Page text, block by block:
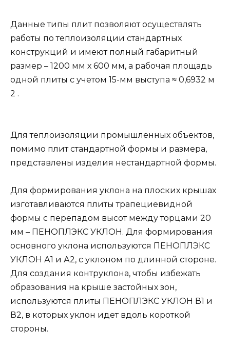
Данные типы плит позволяют осуществлять
работы по теплоизоляции стандартных
конструкций и имеют полный габаритный
размер – 1200 мм х 600 мм, а рабочая площадь
одной плиты с учетом 15-мм выступа ≈ 0,6932 м
2 .
Для теплоизоляции промышленных объектов,
помимо плит стандартной формы и размера,
представлены изделия нестандартной формы.
Для формирования уклона на плоских крышах
изготавливаются плиты трапециевидной
формы с перепадом высот между торцами 20
мм – ПЕНОПЛЭКС УКЛОН. Для формирования
основного уклона используются ПЕНОПЛЭКС
УКЛОН А1 и А2, с уклоном по длинной стороне.
Для создания контруклона, чтобы избежать
образования на крыше застойных зон,
используются плиты ПЕНОПЛЭКС УКЛОН В1 и
В2, в которых уклон идет вдоль короткой
стороны.